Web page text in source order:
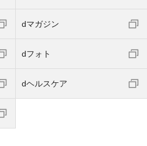
dマガジン
dフォト
dヘルスケア